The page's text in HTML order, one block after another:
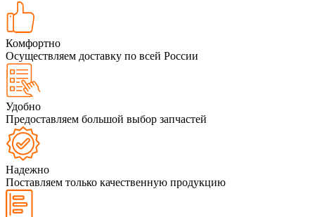
Комфортно
Осуществляем доставку по всей России
Удобно
Предоставляем большой выбор запчастей
Надежно
Поставляем только качественную продукцию